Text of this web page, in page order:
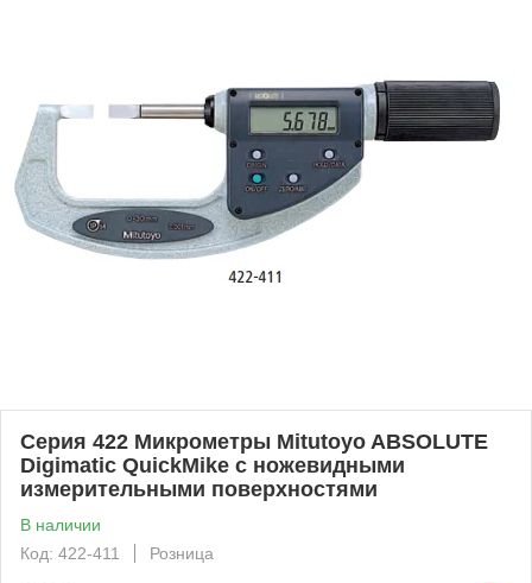
Серия 422 Микрометры Mitutoyo ABSOLUTE
Digimatic QuickMike с ножевидными
измерительными поверхностями
В наличии
Код: 422-411
Розница